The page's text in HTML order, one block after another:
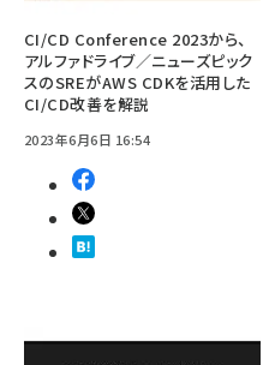
CI/CD Conference 2023から、
アルファドライブ／ニューズピック
スのSREがAWS CDKを活用した
CI/CD改善を解説
2023年6月6日 16:54